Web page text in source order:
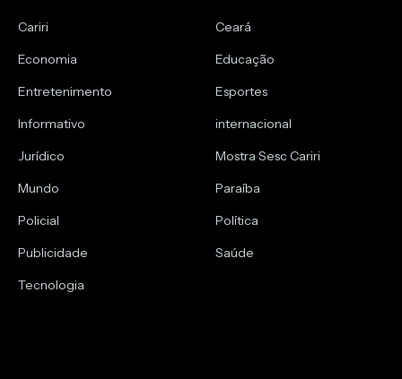
Cariri
Ceará
Economia
Educação
Entretenimento
Esportes
Informativo
internacional
Jurídico
Mostra Sesc Cariri
Mundo
Paraíba
Policial
Política
Publicidade
Saúde
Tecnologia